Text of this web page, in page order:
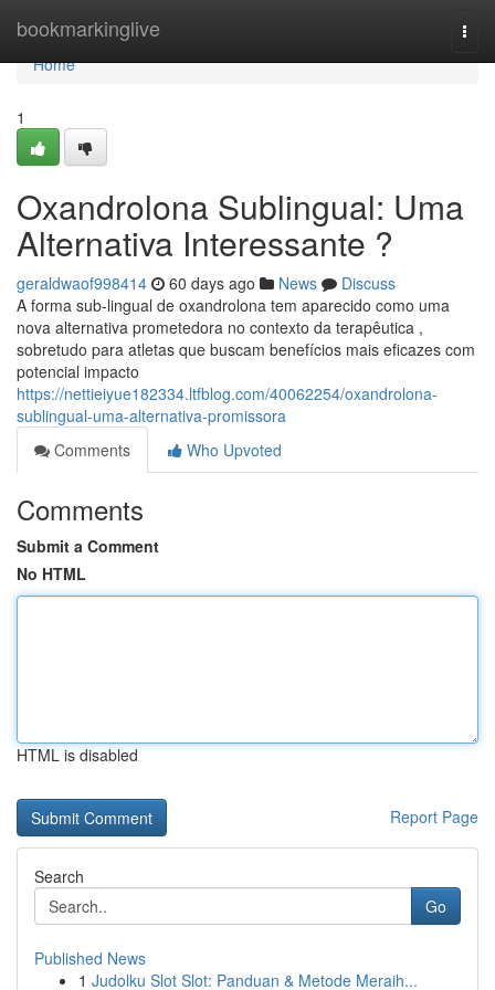
bookmarkinglive
Home
Home
1
Oxandrolona Sublingual: Uma
Alternativa Interessante ?
geraldwaof998414 60 days ago News
Discuss
A forma sub-lingual de oxandrolona tem aparecido como uma
nova alternativa prometedora no contexto da terapêutica ,
sobretudo para atletas que buscam benefícios mais eficazes com
potencial impacto
https://nettieiyue182334.ltfblog.com/40062254/oxandrolona-
sublingual-uma-alternativa-promissora
Comments
Who Upvoted
Comments
Submit a Comment
No HTML
HTML is disabled
Report Page
Search
Go
Published News
1 Judolku Slot Slot: Panduan & Metode Meraih...